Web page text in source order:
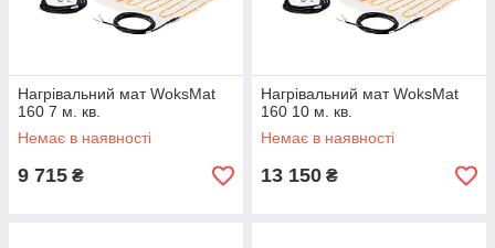
Нагрівальний мат WoksMat
160 7 м. кв.
Немає в наявності
9 715 ₴
Нагрівальний мат WoksMat
160 10 м. кв.
Немає в наявності
13 150 ₴